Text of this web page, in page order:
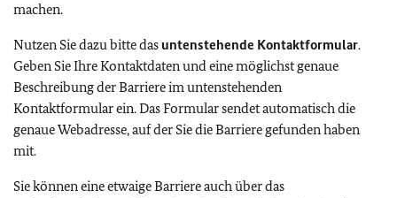
machen.
Nutzen Sie dazu bitte das untenstehende Kontaktformular.
Geben Sie Ihre Kontaktdaten und eine möglichst genaue
Beschreibung der Barriere im untenstehenden
Kontaktformular ein. Das Formular sendet automatisch die
genaue Webadresse, auf der Sie die Barriere gefunden haben
mit.
Sie können eine etwaige Barriere auch über das